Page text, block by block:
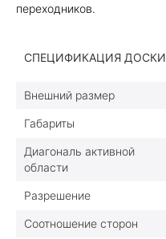
переходников.
СПЕЦИФИКАЦИЯ ДОСКИ
Внешний размер
Габариты
Диагональ активной
области
Разрешение
Соотношение сторон